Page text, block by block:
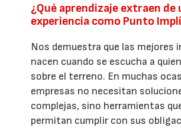
¿Qué aprendizaje extraen de
experiencia como Punto
Nos demuestra que las mejores
nacen cuando se escucha a
sobre el terreno. En muchas
empresas no necesitan
complejas, sino herramientas
permitan cumplir con sus